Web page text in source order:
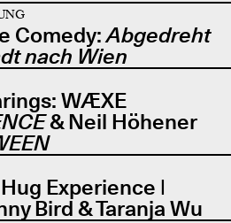
Comedy:Abgedreht
nach Wien
WÆXE
& Neil Höhener
Experience |
Bird & Taranja Wu